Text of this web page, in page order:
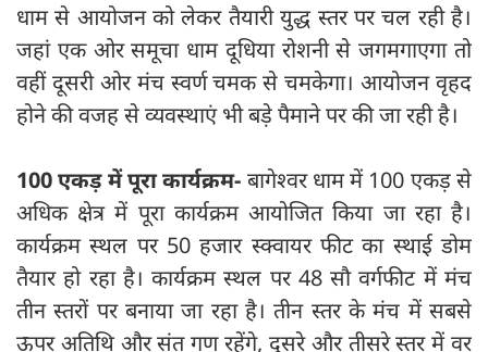
धाम से आयोजन को लेकर तैयारी युद्ध स्तर पर चल रही है।
जहां एक ओर समूचा धाम दूधिया रोशनी से जगमगाएगा तो
वहीं दूसरी ओर मंच स्वर्ण चमक से चमकेगा। आयोजन वृहद
होने की वजह से व्यवस्थाएं भी बड़े पैमाने पर की जा रही है।
100 एकड़ में पूरा कार्यक्रम- बागेश्वर धाम में 100 एकड़ से
अधिक क्षेत्र में पूरा कार्यक्रम आयोजित किया जा रहा है।
कार्यक्रम स्थल पर 50 हजार स्क्वायर फीट का स्थाई डोम
तैयार हो रहा है। कार्यक्रम स्थल पर 48 सौ वर्गफीट में मंच
तीन स्तरों पर बनाया जा रहा है। तीन स्तर के मंच में सबसे
ऊपर अतिथि और संत गण रहेंगे, दूसरे और तीसरे स्तर में वर